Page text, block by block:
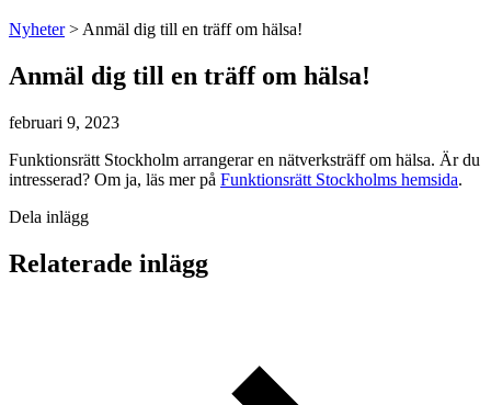
Nyheter> Anmäl dig till en träff om hälsa!
Anmäl dig till en träff om hälsa!
februari 9, 2023
Funktionsrätt Stockholm arrangerar en nätverksträff om hälsa. Är du
intresserad? Om ja, läs mer på Funktionsrätt Stockholms hemsida.
Dela inlägg
Relaterade inlägg